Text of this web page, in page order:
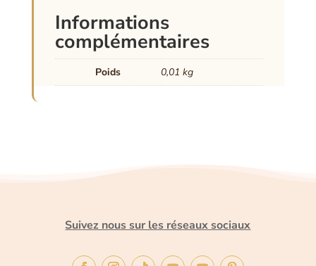
Informations
complémentaires
Poids 0,01 kg
Suivez nous sur les réseaux sociaux